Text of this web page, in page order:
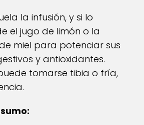
la infusión, y si lo
el jugo de limón o la
miel para potenciar sus
y antioxidantes.
tomarse tibia o fría,